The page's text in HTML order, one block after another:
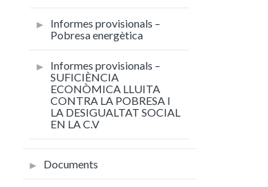
Informes provisionals –
Pobresa energètica
Informes provisionals –
SUFICIÈNCIA
ECONÒMICA LLUITA
CONTRA LA POBRESA I
LA DESIGUALTAT SOCIAL
EN LA C.V
Documents